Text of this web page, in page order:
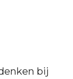
bij